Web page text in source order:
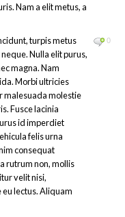
Nam a elit metus, a
0
turpis metus
Nulla elit purus,
magna. Nam
Morbi ultricies
malesuada molestie
Fusce lacinia
id imperdiet
felis urna
consequat
rutrum non, mollis
velit nisi,
lectus. Aliquam